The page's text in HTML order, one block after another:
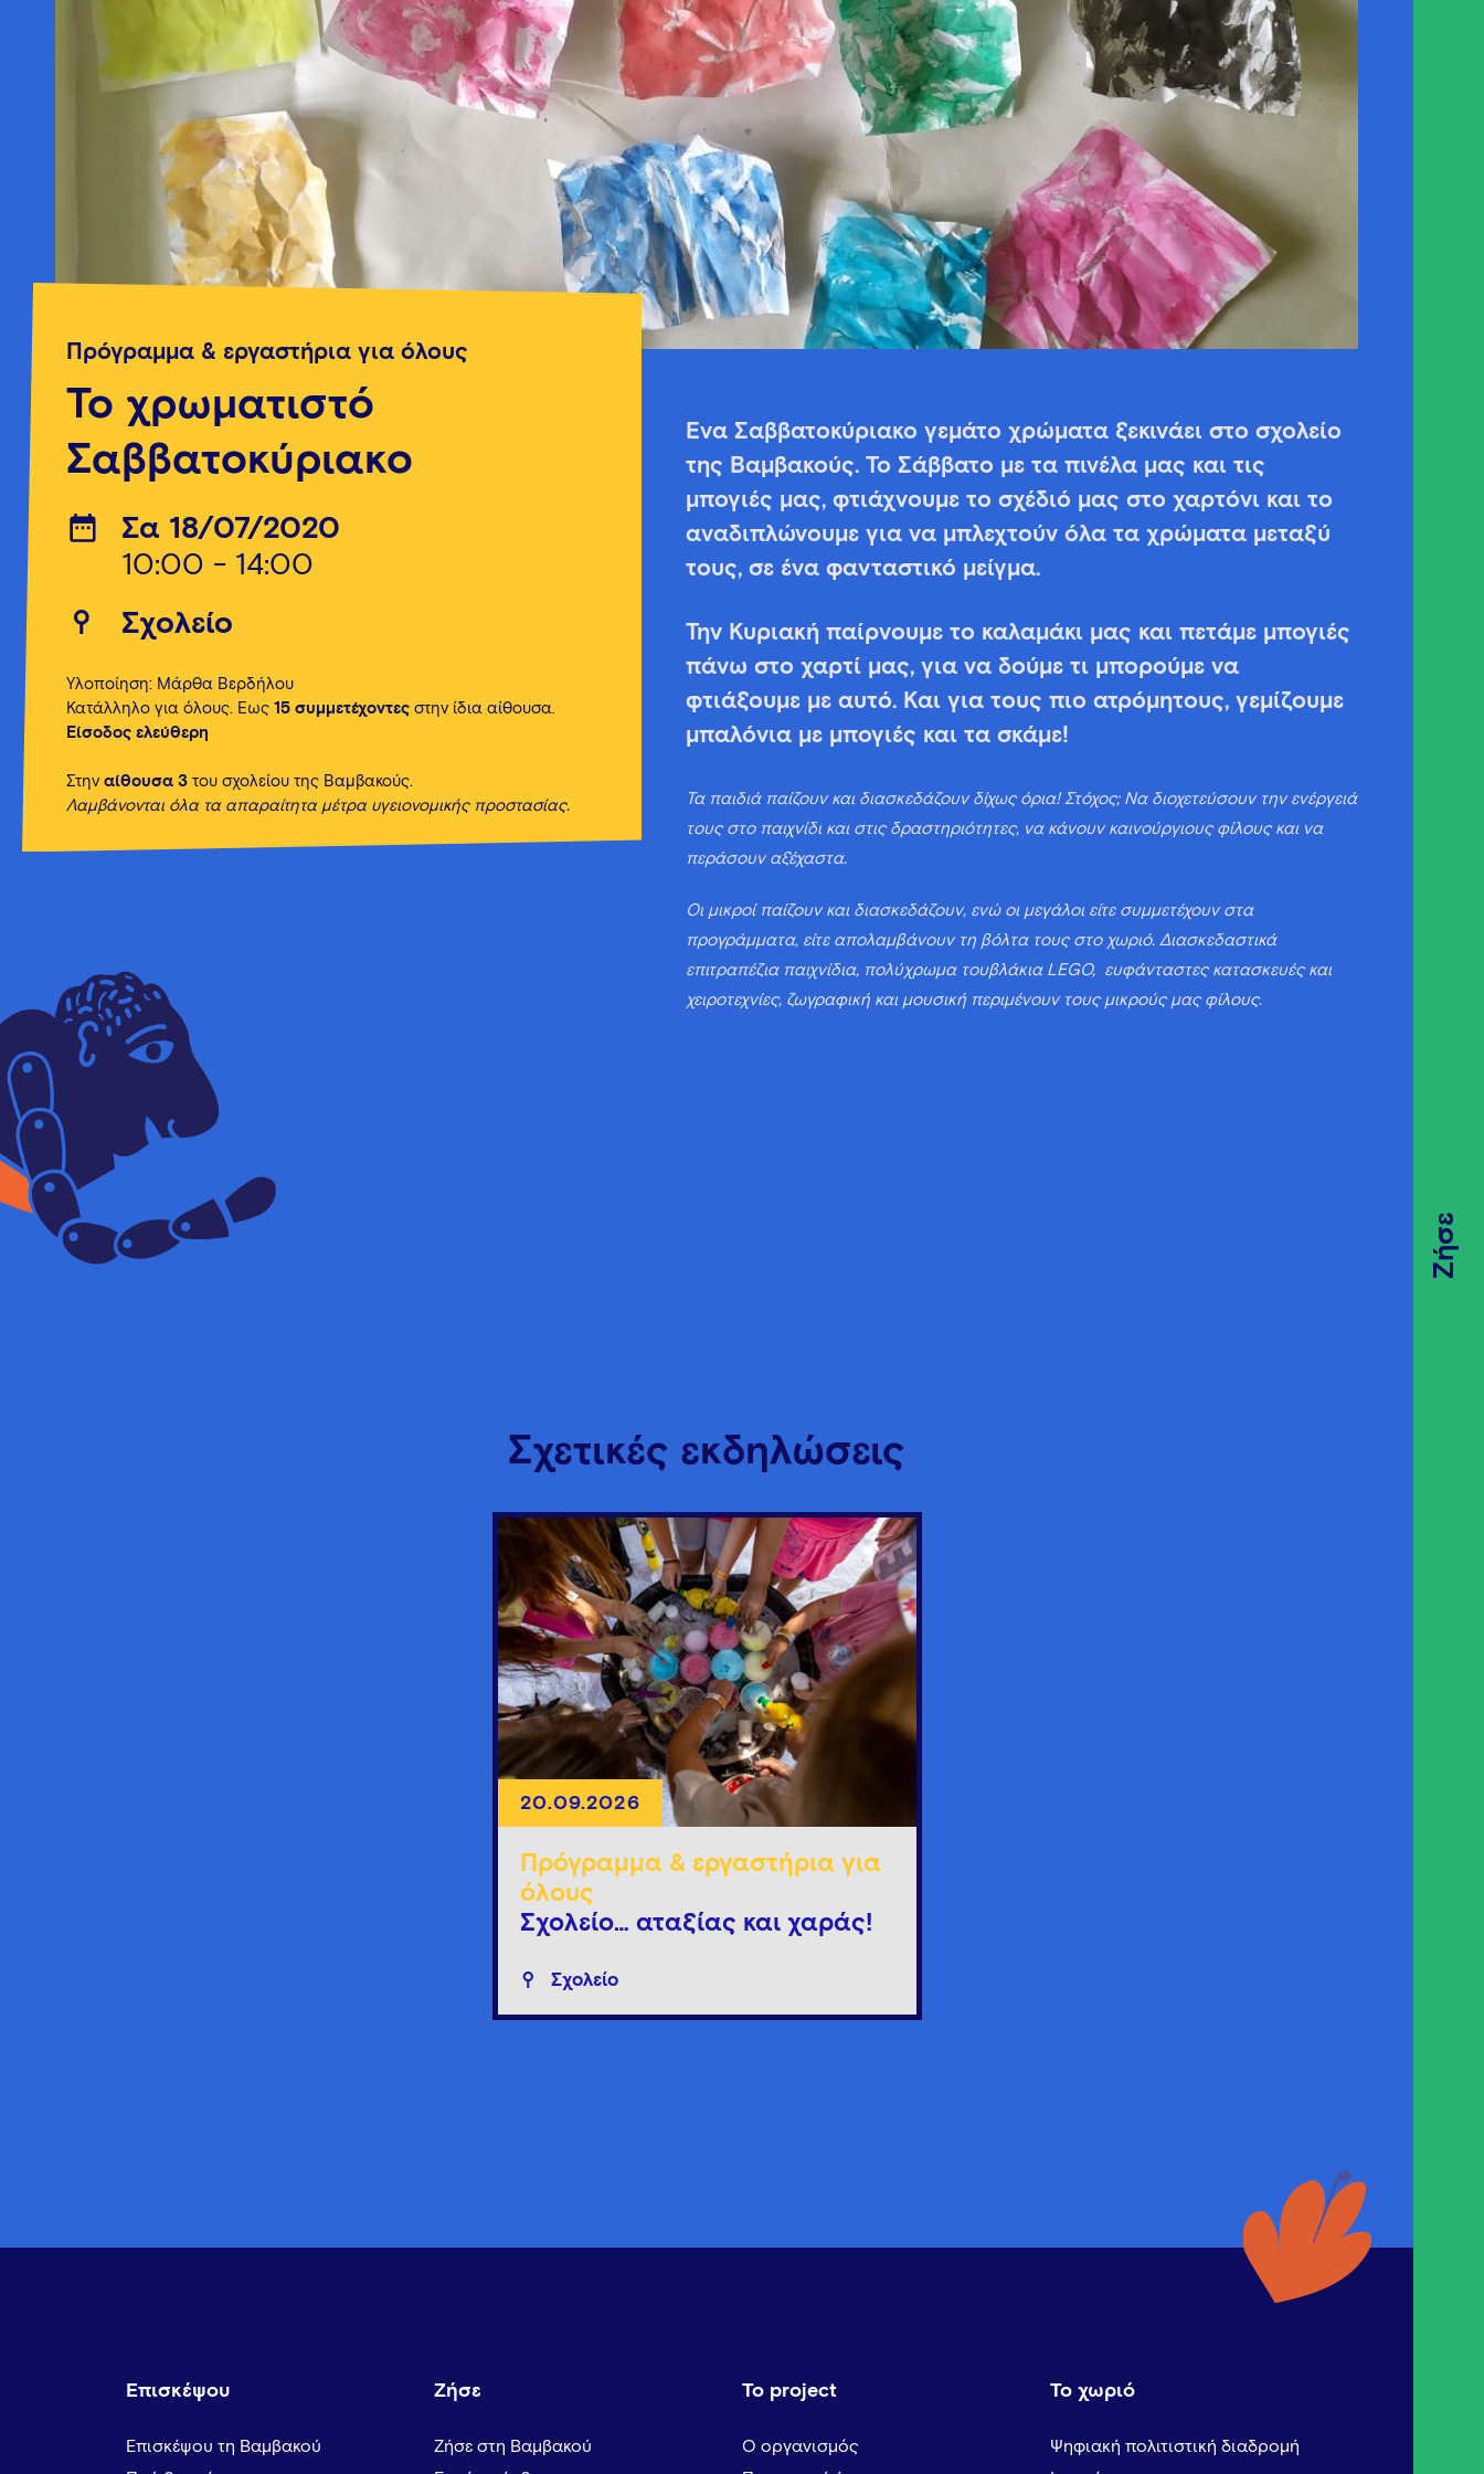
Ζήσε
Πρόγραμμα & εργαστήρια για όλους
Το χρωματιστό
Σαββατοκύριακο
Σα 18/07/2020
10:00 - 14:00
Σχολείο
Υλοποίηση: Μάρθα Βερδήλου
Κατάλληλο για όλους. Έως 15 συμμετέχοντες στην ίδια αίθουσα.
Είσοδος ελεύθερη
Στην αίθουσα 3 του σχολείου της Βαμβακούς.
Λαμβάνονται όλα τα απαραίτητα μέτρα υγειονομικής προστασίας.
Ένα Σαββατοκύριακο γεμάτο χρώματα ξεκινάει στο σχολείο
της Βαμβακούς. Το Σάββατο με τα πινέλα μας και τις
μπογιές μας, φτιάχνουμε το σχέδιό μας στο χαρτόνι και το
αναδιπλώνουμε για να μπλεχτούν όλα τα χρώματα μεταξύ
τους, σε ένα φανταστικό μείγμα.
Την Κυριακή παίρνουμε το καλαμάκι μας και πετάμε μπογιές
πάνω στο χαρτί μας, για να δούμε τι μπορούμε να
φτιάξουμε με αυτό. Και για τους πιο ατρόμητους, γεμίζουμε
μπαλόνια με μπογιές και τα σκάμε!
Τα παιδιά παίζουν και διασκεδάζουν δίχως όρια! Στόχος; Να διοχετεύσουν την ενέργειά
τους στο παιχνίδι και στις δραστηριότητες, να κάνουν καινούργιους φίλους και να
περάσουν αξέχαστα.
Οι μικροί παίζουν και διασκεδάζουν, ενώ οι μεγάλοι είτε συμμετέχουν στα
προγράμματα, είτε απολαμβάνουν τη βόλτα τους στο χωριό. Διασκεδαστικά
επιτραπέζια παιχνίδια, πολύχρωμα τουβλάκια LEGO, ευφάνταστες κατασκευές και
χειροτεχνίες, ζωγραφική και μουσική περιμένουν τους μικρούς μας φίλους.
Σχετικές εκδηλώσεις
20.09.2026
Πρόγραμμα & εργαστήρια για
όλους
Σχολείο… αταξίας και χαράς!
Σχολείο
Επισκέψου
Επισκέψου τη Βαμβακού
Ζήσε
Ζήσε στη Βαμβακού
Το project
Ο οργανισμός
Το χωριό
Ψηφιακή πολιτιστική διαδρομή